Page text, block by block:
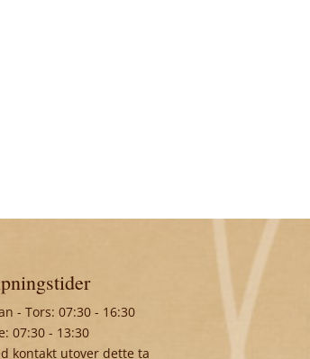
- Tors: 07:30 - 16:30
07:30 - 13:30
kontakt utover dette ta